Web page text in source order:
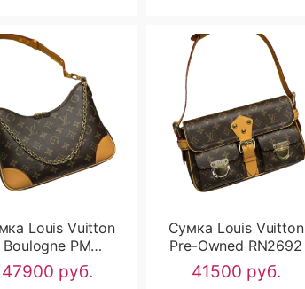
Louis Vuitton
Boulogne PM
RN2693
47900 руб.
Сумка Louis Vuitton
Pre-Owned RN2692
41500 руб.